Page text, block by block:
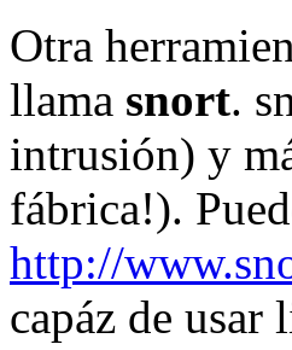
Otra
llama snort.
intrusión) y
fábrica!).
http://
capáz de